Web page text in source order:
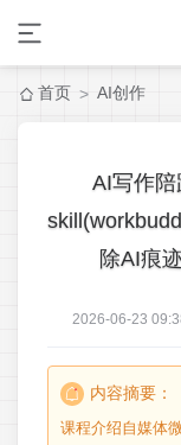
首页 > AI创作
AI写作
除AI痕
2026-06-23
内容摘要：
课程介绍自媒体